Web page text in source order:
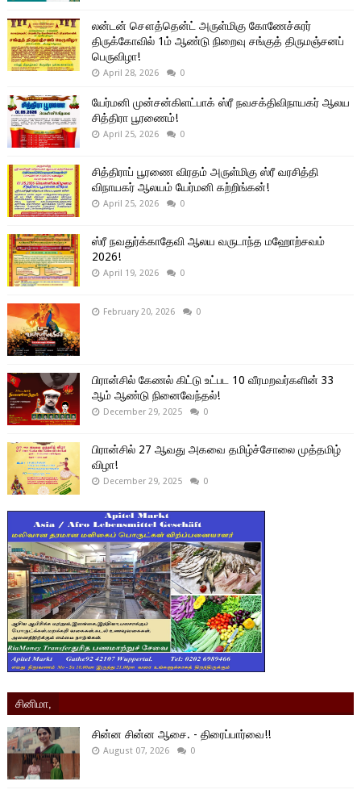
லன்டன் சௌத்தென்ட் அருள்மிகு கோணேச்சுரர்
திருக்கோவில் 1ம் ஆண்டு நிறைவு சங்குத் திருமஞ்சனப்
பெருவிழா!
April 28, 2026 0
யேர்மனி முன்சன்கிளட்பாக் ஸ்ரீ நவசக்திவிநாயகர் ஆலய
சித்திரா பூரணைம்!
April 25, 2026 0
சித்திராப் பூரணை விரதம் அருள்மிகு ஸ்ரீ வரசித்தி
விநாயகர் ஆலயம் யேர்மனி கற்றிங்கன்!
April 25, 2026 0
ஸ்ரீ நவதுர்க்காதேவி ஆலய வருடாந்த மஹோற்சவம்
2026!
April 19, 2026 0
February 20, 2026 0
பிரான்சில் கேணல் கிட்டு உட்பட 10 வீரமறவர்களின் 33
ஆம் ஆண்டு நினைவேந்தல்!
December 29, 2025 0
பிரான்சில் 27 ஆவது அகவை தமிழ்ச்சோலை முத்தமிழ்
விழா!
December 29, 2025 0
சினிமா,
சின்ன சின்ன ஆசை. - திரைப்பார்வை!!
August 07, 2026 0